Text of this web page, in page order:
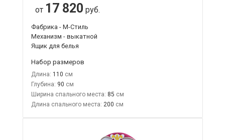
от 17 820 руб.
Фабрика - М-Стиль
Механизм - выкатной
Ящик для белья
Набор размеров
Длина: 110
Глубина: 90
Ширина спального места: 85
Длина спального места: 200